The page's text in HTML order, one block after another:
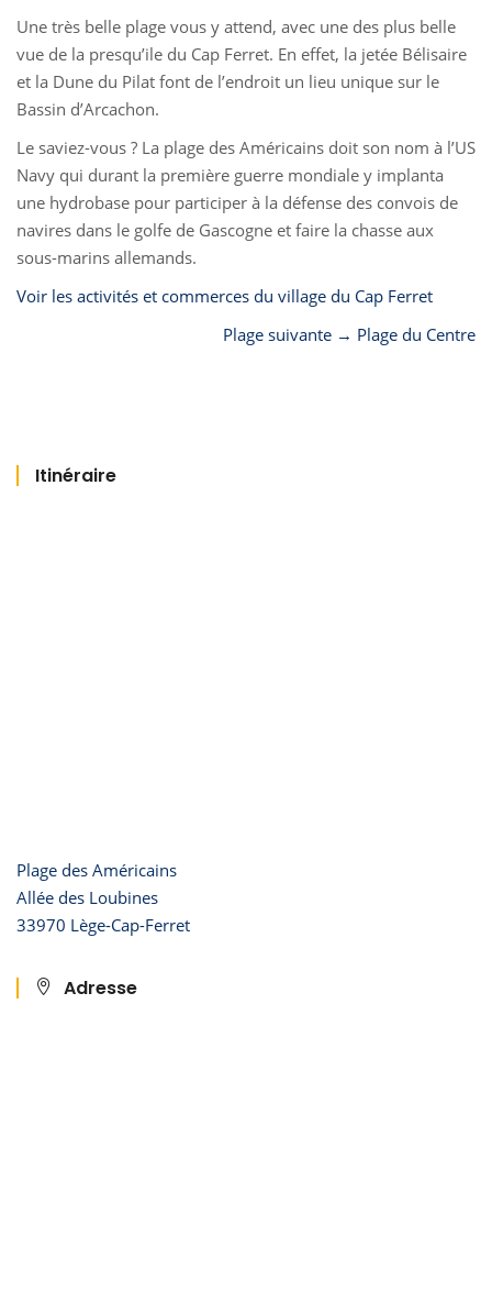
Une très belle plage vous y attend, avec une des plus belle
vue de la presqu’ile du Cap Ferret. En effet, la jetée Bélisaire
et la Dune du Pilat font de l’endroit un lieu unique sur le
Bassin d’Arcachon.
Le saviez-vous ? La plage des Américains doit son nom à l’US
Navy qui durant la première guerre mondiale y implanta
une hydrobase pour participer à la défense des convois de
navires dans le golfe de Gascogne et faire la chasse aux
sous-marins allemands.
Voir les activités et commerces du village du Cap Ferret
Plage suivante → Plage du Centre
Itinéraire
Plage des Américains
Allée des Loubines
33970 Lège-Cap-Ferret
Adresse